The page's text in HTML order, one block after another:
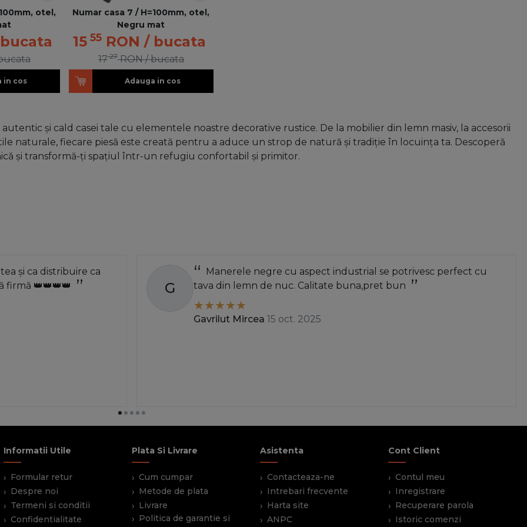
otel,
in cos
Numar casa 7 / H=100mm, otel,
Negru mat
15 55 RON / bucata
1727 RON / bucata
Adauga in cos
și cald casei tale cu elementele noastre decorative rustice. De la mobilier din lemn masiv, la accesorii
naturale, fiecare piesă este creată pentru a aduce un strop de natură și tradiție în locuința ta. Descoperă
și transformă-ți spațiul într-un refugiu confortabil și primitor.
și ca distribuire ca
👑👑👑👑
G
Manerele negre cu aspect industrial se potrivesc perfect cu
tava din lemn de nuc. Calitate buna,pret bun
Gavrilut Mircea 15 oct. 2025
Informatii Utile
Formular retur
Despre noi
Termeni si conditii
Confidentialitate
Plata Si Livrare
Cum cumpar
Metode de plata
Livrare
Politica de garantie si
Asistenta
Contacteaza-ne
Intrebari frecvente
Harta site
ANPC
Cont Client
Contul meu
Inregistrare
Recuperare parola
Istoric comenzi